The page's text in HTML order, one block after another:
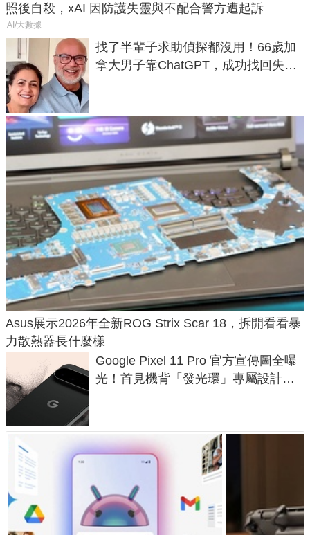
照後自殺，xAI 因防護失靈與不配合警方遭起訴
AI/大數據
找了半輩子求助偵探都沒用！66歲加
拿大男子靠ChatGPT，成功找回失散
Asus展示2026年全新ROG Strix Scar 18，拆開看看暴
力散熱器長什麼樣
Google Pixel 11 Pro 官方宣傳圖全曝
光！首見機背「發光環」專屬設計、